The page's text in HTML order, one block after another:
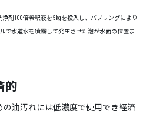
剤100倍希釈液を5kgを投入し、バブリングにより
で水道水を噴霧して発生させた泡が水面の位置ま
的
油汚れには低濃度で使用でき経済